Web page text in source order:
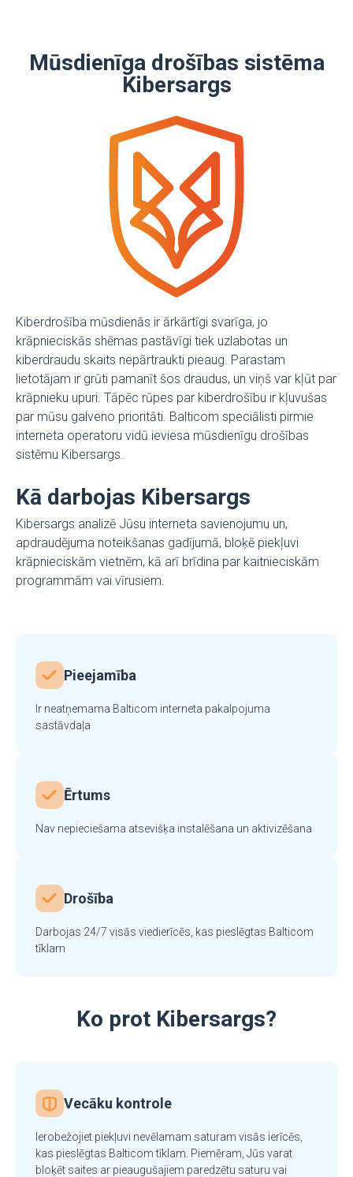
Mūsdienīga drošības sistēma
Kibersargs
Kiberdrošība mūsdienās ir ārkārtīgi svarīga, jo
krāpnieciskās shēmas pastāvīgi tiek uzlabotas un
kiberdraudu skaits nepārtraukti pieaug. Parastam
lietotājam ir grūti pamanīt šos draudus, un viņš var kļūt par
krāpnieku upuri. Tāpēc rūpes par kiberdrošību ir kļuvušas
par mūsu galveno prioritāti. Balticom speciālisti pirmie
interneta operatoru vidū ieviesa mūsdienīgu drošības
sistēmu Kibersargs.
Kā darbojas Kibersargs
Kibersargs analizē Jūsu interneta savienojumu un,
apdraudējuma noteikšanas gadījumā, bloķē piekļuvi
krāpnieciskām vietnēm, kā arī brīdina par kaitnieciskām
programmām vai vīrusiem.
Pieejamība
Ir neatņemama Balticom interneta pakalpojuma
sastāvdaļa
Ērtums
Nav nepieciešama atsevišķa instalēšana un aktivizēšana
Drošība
Darbojas 24/7 visās viedierīcēs, kas pieslēgtas Balticom
tīklam
Ko prot Kibersargs?
Vecāku kontrole
Ierobežojiet piekļuvi nevēlamam saturam visās ierīcēs,
kas pieslēgtas Balticom tīklam. Piemēram, Jūs varat
bloķēt saites ar pieaugušajiem paredzētu saturu vai